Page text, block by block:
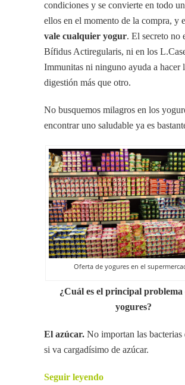
condiciones y se convierte en todo
ellos en el momento de la compra, y
vale cualquier yogur. El secreto no
Bífidus Actiregularis, ni en los
Immunitas ni ninguno ayuda a hacer
digestión más que otro.
No busquemos milagros en los
encontrar uno saludable ya es
Oferta de yogures en el
¿Cuál es el principal problema
yogures?
El azúcar. No importan las bacterias
si va cargadísimo de azúcar.
Seguir leyendo